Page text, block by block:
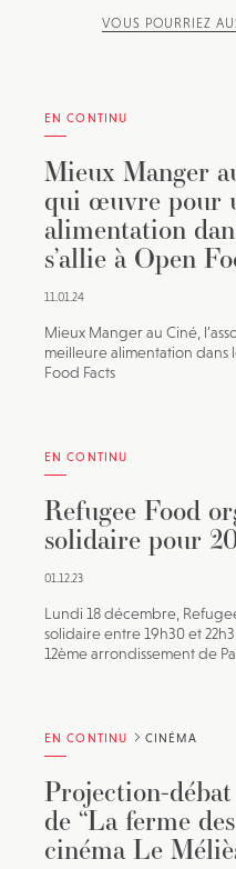
VOUS POURRIEZ
EN CONTINU
Mieux Manger
qui œuvre pour
alimentation
s’allie à Open
11.01.24
Mieux Manger au Ciné,
meilleure alimentation dans
Food Facts
EN CONTINU
Refugee Food
solidaire pour
01.12.23
Lundi 18 décembre,
solidaire entre 19h30 et
12ème arrondissement de
EN CONTINU CINÉMA
Projection-
de “La ferme
cinéma Le